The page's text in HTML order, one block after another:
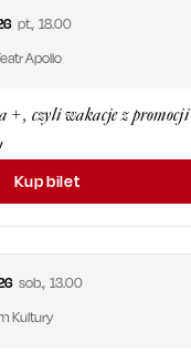
pt., 18.00
Apollo
+, czyli wakacje z promocji
Kup bilet
sob., 13.00
Kultury